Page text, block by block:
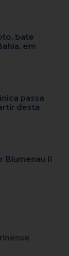
bate
em
passa
desta
Blumenau II